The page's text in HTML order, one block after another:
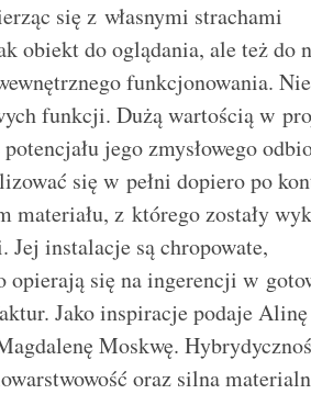
się z własnymi strachami
obiekt do oglądania, ale też do
funkcjonowania.
funkcji. Dużą wartością w
jego zmysłowego
się w pełni dopiero po
z którego zostały
instalacje są chropowate,
opierają się na ingerencji w
Jako inspiracje podaje Alinę
Moskwę.
oraz silna